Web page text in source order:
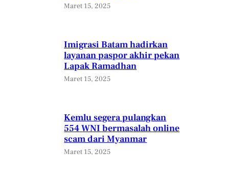
Maret 15, 2025
Imigrasi Batam hadirkan
layanan paspor akhir pekan
Lapak Ramadhan
Maret 15, 2025
Kemlu segera pulangkan
554 WNI bermasalah online
scam dari Myanmar
Maret 15, 2025